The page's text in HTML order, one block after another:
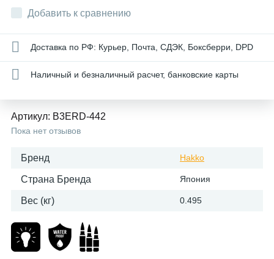
Добавить к сравнению
Доставка по РФ: Курьер, Почта, СДЭК, Боксберри, DPD
Наличный и безналичный расчет, банковские карты
Артикул: B3ERD-442
Пока нет отзывов
Бренд Hakko
Страна Бренда Япония
Вес (кг) 0.495